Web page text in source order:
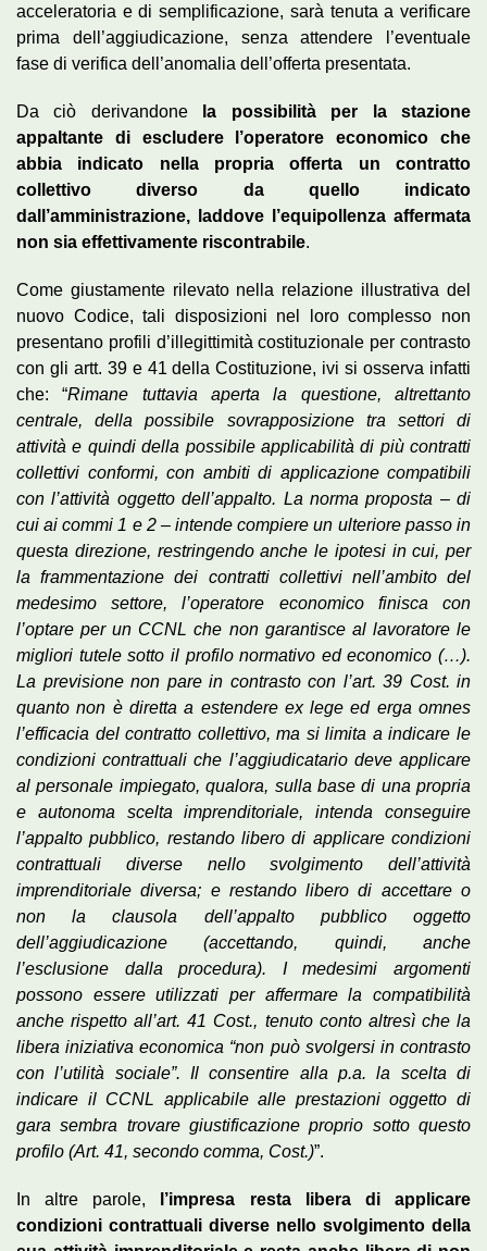
acceleratoria e di semplificazione, sarà tenuta a verificare
prima dell’aggiudicazione, senza attendere l’eventuale
fase di verifica dell’anomalia dell’offerta presentata.
Da ciò derivandone
la possibilità per la stazione
appaltante di escludere l’operatore economico che
abbia indicato nella propria offerta un contratto
collettivo diverso da quello indicato
dall’amministrazione, laddove l’equipollenza affermata
non sia effettivamente riscontrabile.
Come giustamente rilevato nella relazione illustrativa del
nuovo Codice, tali disposizioni nel loro complesso non
presentano profili d’illegittimità costituzionale per contrasto
con gli artt. 39 e 41 della Costituzione, ivi si osserva infatti
che: “Rimane tuttavia aperta la questione, altrettanto
centrale, della possibile sovrapposizione tra settori di
attività e quindi della possibile applicabilità di più contratti
collettivi conformi, con ambiti di applicazione compatibili
con l’attività oggetto dell’appalto. La norma proposta – di
cui ai commi 1 e 2 – intende compiere un ulteriore passo in
questa direzione, restringendo anche le ipotesi in cui, per
la frammentazione dei contratti collettivi nell’ambito del
medesimo settore, l’operatore economico finisca con
l’optare per un CCNL che non garantisce al lavoratore le
migliori tutele sotto il profilo normativo ed economico (…).
La previsione non pare in contrasto con l’art. 39 Cost. in
quanto non è diretta a estendere ex lege ed erga omnes
l’efficacia del contratto collettivo, ma si limita a indicare le
condizioni contrattuali che l’aggiudicatario deve applicare
al personale impiegato, qualora, sulla base di una propria
e autonoma scelta imprenditoriale, intenda conseguire
l’appalto pubblico, restando libero di applicare condizioni
contrattuali diverse nello svolgimento dell’attività
imprenditoriale diversa; e restando libero di accettare o
non la clausola dell’appalto pubblico oggetto
dell’aggiudicazione (accettando, quindi, anche
l’esclusione dalla procedura). I medesimi argomenti
possono essere utilizzati per affermare la compatibilità
anche rispetto all’art. 41 Cost., tenuto conto altresì che la
libera iniziativa economica “non può svolgersi in contrasto
con l’utilità sociale”. Il consentire alla p.a. la scelta di
indicare il CCNL applicabile alle prestazioni oggetto di
gara sembra trovare giustificazione proprio sotto questo
profilo (Art. 41, secondo comma, Cost.)”.
In altre parole, l’impresa resta libera di applicare
condizioni contrattuali diverse nello svolgimento della